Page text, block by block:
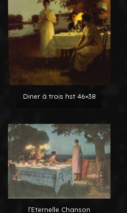
Diner à trois hst 46×38
l’Eternelle Chanson